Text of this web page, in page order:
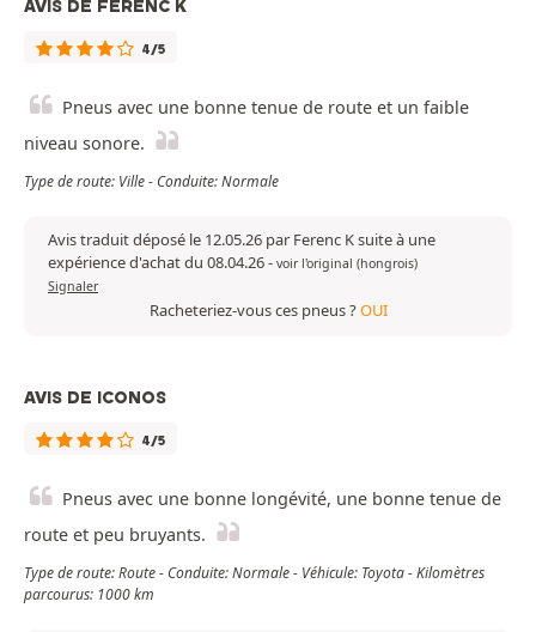
AVIS DE FERENC K
4/5
Pneus avec une bonne tenue de route et un faible
niveau sonore.
Type de route: Ville - Conduite: Normale
Avis traduit déposé le 12.05.26 par Ferenc K suite à une
expérience d'achat du 08.04.26- voir l'original (hongrois)
Signaler
Racheteriez-vous ces pneus ?OUI
AVIS DE ICONOS
4/5
Pneus avec une bonne longévité, une bonne tenue de
route et peu bruyants.
Type de route: Route - Conduite: Normale - Véhicule: Toyota - Kilomètres
parcourus: 1000 km